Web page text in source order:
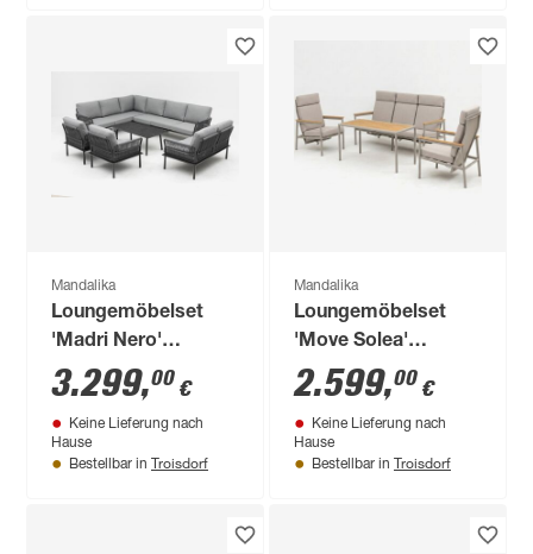
Mandalika
Loungemöbelset
'Madri Nero'
Aluminium 5-teilig
3.299,00 €
Keine Lieferung nach
Hause
Bestellbar in Troisdorf
Mandalika
Loungemöbelset
'Move Solea'
Aluminium beige 4-
teilig
2.599,00 €
Keine Lieferung nach
Hause
Bestellbar in Troisdorf